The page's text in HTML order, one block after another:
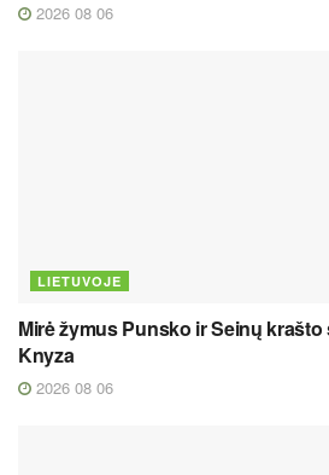
2026 08 06
LIETUVOJE
Mirė žymus Punsko ir Seinų
Knyza
2026 08 06